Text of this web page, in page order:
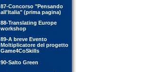
87-Concorso "Pensando
all'Italia" (prima pagina)
88-Translating Europe
workshop
89-A breve Evento
Moltiplicatore del progetto
Game4CoSkills
90-Salto Green